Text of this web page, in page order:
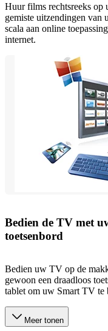
Huur films rechtsreeks
gemiste uitzendingen van
scala aan online
internet.
Bedien de TV met
toetsenbord
Bedien uw TV op de
gewoon een draadloos
tablet om uw Smart TV te
Meer tonen